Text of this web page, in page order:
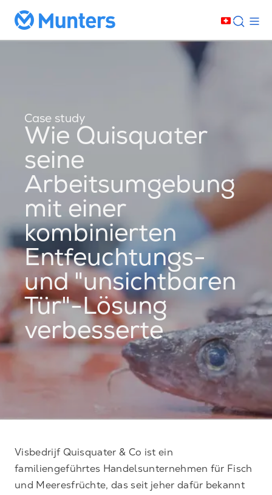
Case study
Wie Quisquater
seine
Arbeitsumgebung
mit einer
kombinierten
Entfeuchtungs-
und "unsichtbaren
Tür"-Lösung
verbesserte
Visbedrijf Quisquater & Co ist ein
familiengeführtes Handelsunternehmen für Fisch
und Meeresfrüchte, das seit jeher dafür bekannt